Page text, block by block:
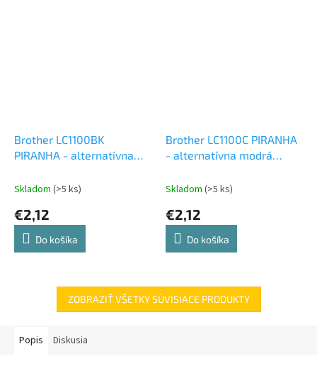
Brother LC1100BK
PIRANHA - alternatívna
cartridge
Skladom (>5 ks)
€2,12
Do košíka
Brother LC1100C PIRANHA
- alternatívna modrá
Skladom (>5 ks)
€2,12
Do košíka
ZOBRAZIŤ VŠETKY SÚVISIACE PRODUKTY
Popis Diskusia